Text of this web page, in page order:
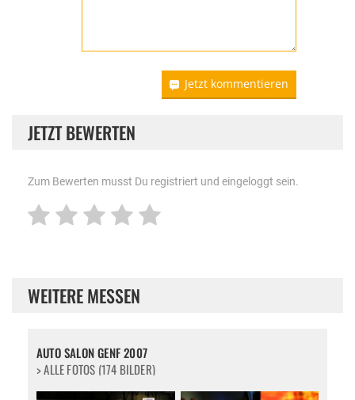
Jetzt kommentieren
JETZT BEWERTEN
Zum Bewerten musst Du registriert und eingeloggt sein.
WEITERE MESSEN
AUTO SALON GENF 2007
> ALLE FOTOS (174 BILDER)